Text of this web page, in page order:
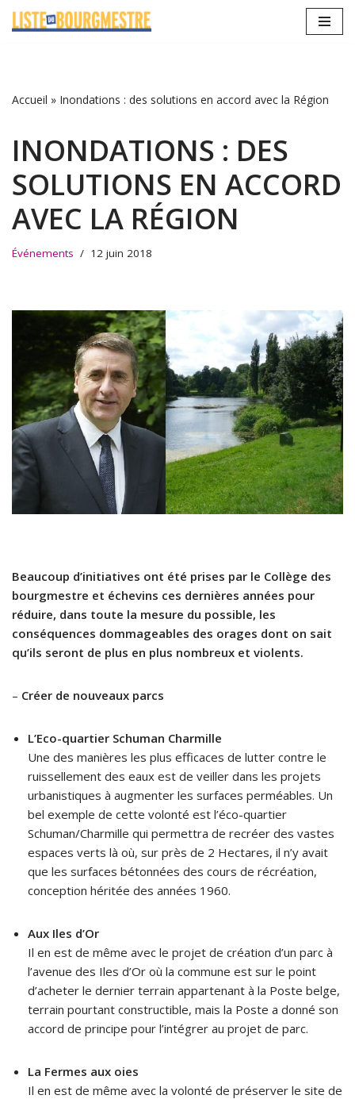
Accueil » Inondations : des solutions en accord avec la Région
INONDATIONS : DES
SOLUTIONS EN ACCORD
AVEC LA RÉGION
Événements 12 juin 2018
Beaucoup d’initiatives ont été prises par le Collège des
bourgmestre et échevins ces dernières années pour
réduire, dans toute la mesure du possible, les
conséquences dommageables des orages dont on sait
qu’ils seront de plus en plus nombreux et violents.
– Créer de nouveaux parcs
L’Eco-quartier Schuman Charmille
Une des manières les plus efficaces de lutter contre le
ruissellement des eaux est de veiller dans les projets
urbanistiques à augmenter les surfaces perméables. Un
bel exemple de cette volonté est l’éco-quartier
Schuman/Charmille qui permettra de recréer des vastes
espaces verts là où, sur près de 2 Hectares, il n’y avait
que les surfaces bétonnées des cours de récréation,
conception héritée des années 1960.
Aux Iles d’Or
Il en est de même avec le projet de création d’un parc à
l’avenue des Iles d’Or où la commune est sur le point
d’acheter le dernier terrain appartenant à la Poste belge,
terrain pourtant constructible, mais la Poste a donné son
accord de principe pour l’intégrer au projet de parc.
La Fermes aux oies
Il en est de même avec la volonté de préserver le site de